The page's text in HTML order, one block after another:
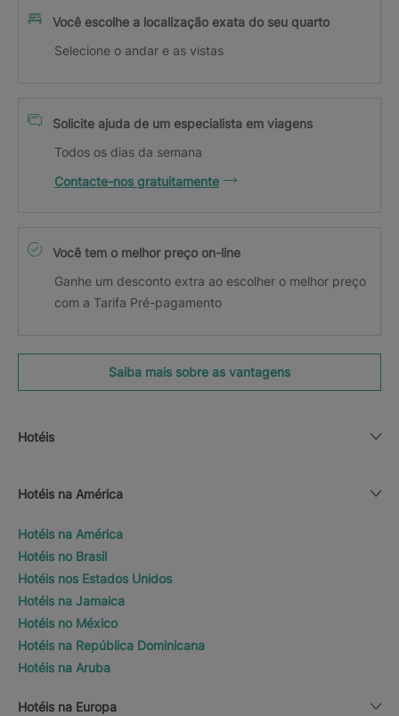
Você escolhe a localização exata do seu quarto
Selecione o andar e as vistas
Solicite ajuda de um especialista em viagens
Todos os dias da semana
Contacte-nos gratuitamente
Você tem o melhor preço on-line
Ganhe um desconto extra ao escolher o melhor preço
com a Tarifa Pré-pagamento
Saiba mais sobre as vantagens
Hotéis
Hotéis na América
Hotéis na América
Hotéis no Brasil
Hotéis nos Estados Unidos
Hotéis na Jamaica
Hotéis no México
Hotéis na República Dominicana
Hotéis na Aruba
Hotéis na Europa